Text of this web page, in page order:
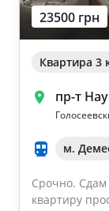
Ворзель
Борисполь
Буча
Дом 2000-2009
Новострой
Частный дом
Общая
От 40
23500 грн
Квартира 3
пр-т
м.
Срочно.
квартиру